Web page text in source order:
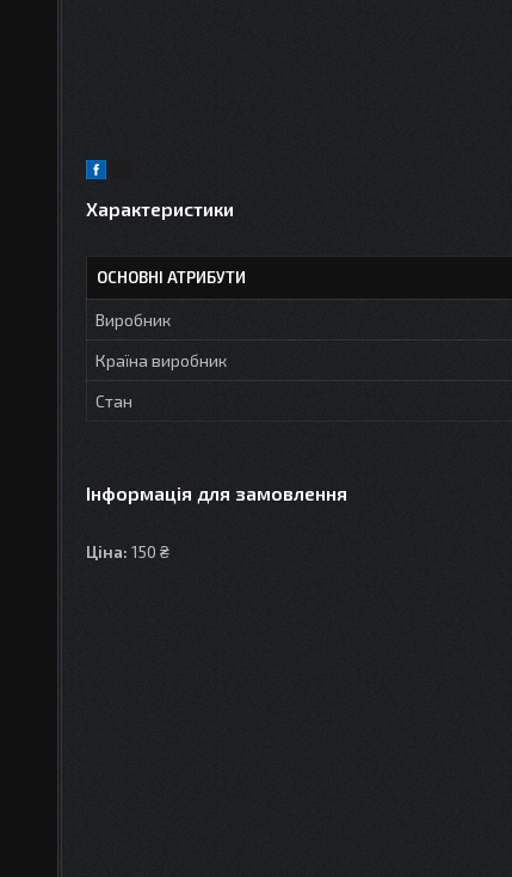
Характеристики
ОСНОВНІ АТРИБУТИ
Виробник
Країна виробник
Стан
Інформація для замовлення
Ціна: 150 ₴